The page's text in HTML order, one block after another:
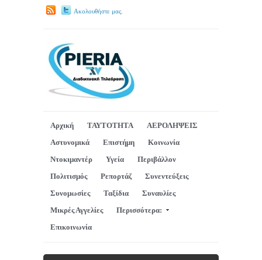
Ακολουθήστε μας.
Αρχική ΤΑΥΤΟΤΗΤΑ
ΑΕΡΟΛΗΨΕΙΣ
Αστυνομικά
Επιστήμη
Κοινωνία
Ντοκιμαντέρ
Υγεία
Περιβάλλον
Πολιτισμός
Ρεπορτάζ
Συνεντεύξεις
Συνομωσίες
Ταξίδια
Συναυλίες
Μικρές Αγγελίες
Περισσότερα:
Επικοινωνία